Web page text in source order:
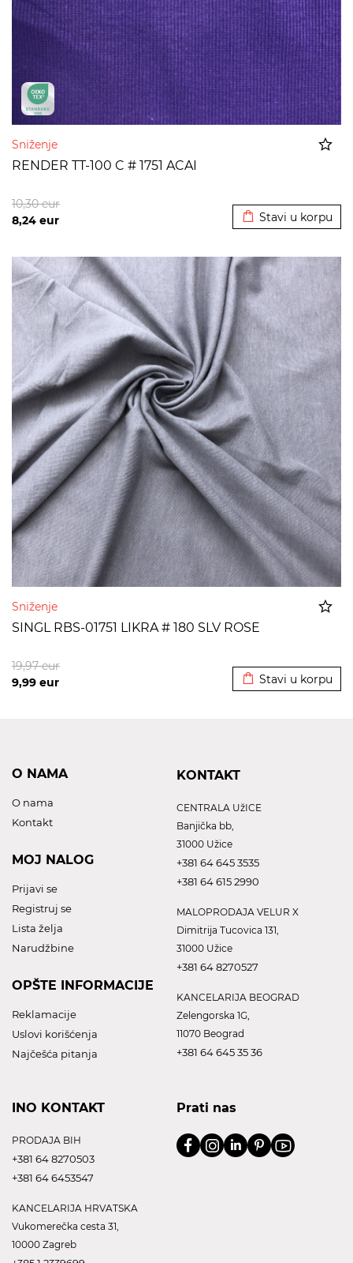
Sniženje
RENDER TT-100 C # 1751 ACAI
8,24 eur
10,30eur
Stavi u korpu
Sniženje
SINGL RBS-01751 LIKRA # 180 SLV ROSE
9,99 eur
19,97eur
Stavi u korpu
O NAMA
O nama
Kontakt
MOJ NALOG
Prijavi se
Registruj se
Lista želja
Narudžbine
OPŠTE INFORMACIJE
Reklamacije
Uslovi korišćenja
Najčešća pitanja
KONTAKT
CENTRALA UžICE
Banjička bb,
31000 Užice
+381 64 645 3535
+381 64 615 2990
MALOPRODAJA VELUR X
Dimitrija Tucovica 131,
31000 Užice
+381 64 8270527
KANCELARIJA BEOGRAD
Zelengorska 1G,
11070 Beograd
+381 64 645 35 36
INO KONTAKT
PRODAJA BIH
+381 64 8270503
+381 64 6453547
KANCELARIJA HRVATSKA
Vukomerečka cesta 31,
10000 Zagreb
Prati nas